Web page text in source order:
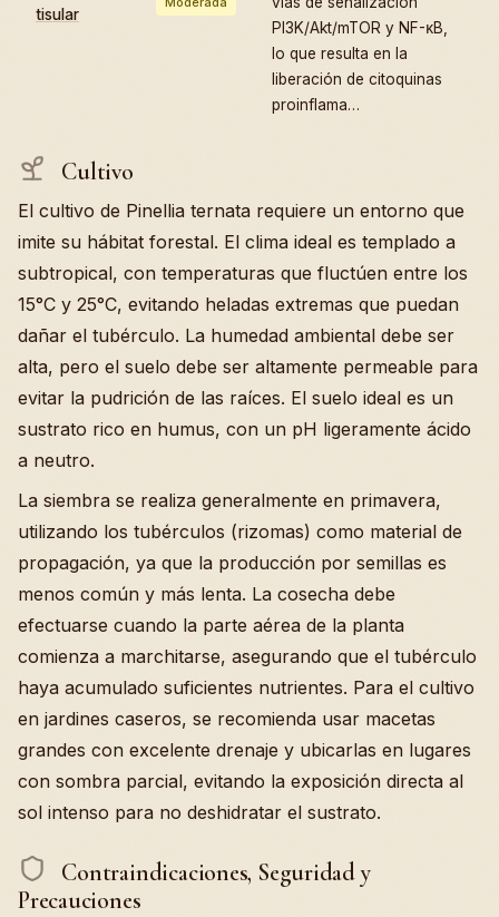
tisular
PI3K/Akt/mTOR y NF-κB,
lo que resulta en la
liberación de citoquinas
proinflama…
Cultivo
El cultivo de Pinellia ternata requiere un entorno que
imite su hábitat forestal. El clima ideal es templado a
subtropical, con temperaturas que fluctúen entre los
15°C y 25°C, evitando heladas extremas que puedan
dañar el tubérculo. La humedad ambiental debe ser
alta, pero el suelo debe ser altamente permeable para
evitar la pudrición de las raíces. El suelo ideal es un
sustrato rico en humus, con un pH ligeramente ácido
a neutro.
La siembra se realiza generalmente en primavera,
utilizando los tubérculos (rizomas) como material de
propagación, ya que la producción por semillas es
menos común y más lenta. La cosecha debe
efectuarse cuando la parte aérea de la planta
comienza a marchitarse, asegurando que el tubérculo
haya acumulado suficientes nutrientes. Para el cultivo
en jardines caseros, se recomienda usar macetas
grandes con excelente drenaje y ubicarlas en lugares
con sombra parcial, evitando la exposición directa al
sol intenso para no deshidratar el sustrato.
Contraindicaciones, Seguridad y
Precauciones